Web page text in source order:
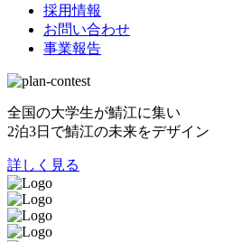
採用情報
お問い合わせ
事業報告
全国の大学生が鯖江に集い
2泊3日で鯖江の未来をデザイン
詳しく見る